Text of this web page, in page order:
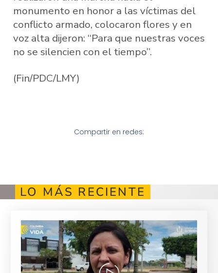
monumento en honor a las víctimas del
conflicto armado, colocaron flores y en
voz alta dijeron: “Para que nuestras voces
no se silencien con el tiempo”.
(Fin/PDC/LMY)
Compartir en redes:
LO MÁS RECIENTE